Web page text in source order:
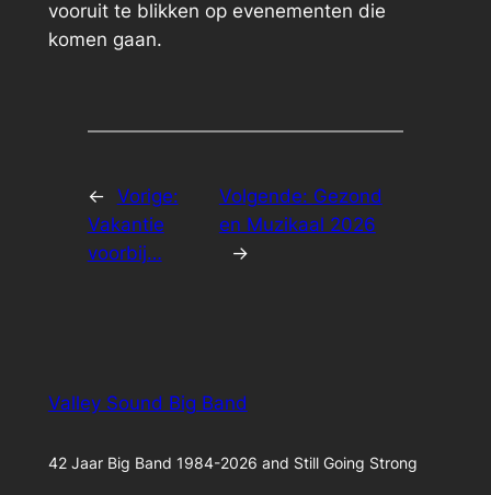
vooruit te blikken op evenementen die
komen gaan.
←
Vorige:
Vakantie
voorbij…
Volgende: Gezond
en Muzikaal 2026
→
Valley Sound Big Band
42 Jaar Big Band 1984-2026 and Still Going Strong